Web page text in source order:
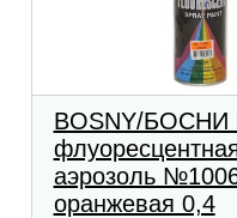
BOSNY/БОСНИ
аэрозоль
оранжевая 0,4